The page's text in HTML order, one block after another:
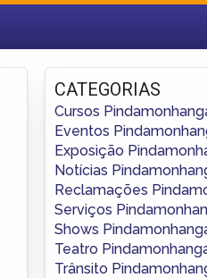
Fazer login
Criar conta
CATEGORIAS
Cursos
Eventos
Exposição
Notícias
Reclamações
Serviços
Shows
Teatro
Trânsito